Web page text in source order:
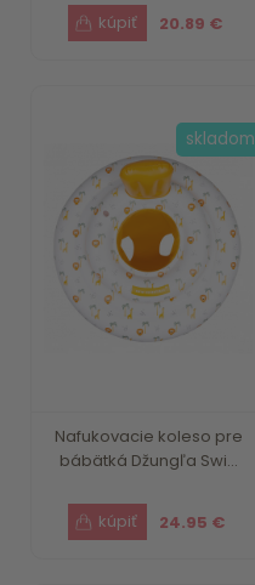
20.89 €
Nafukovacie koleso pre
bábätká Džungľa Swi...
24.95 €
skladom